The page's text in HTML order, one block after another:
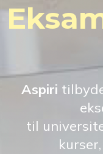
Aspiri
til